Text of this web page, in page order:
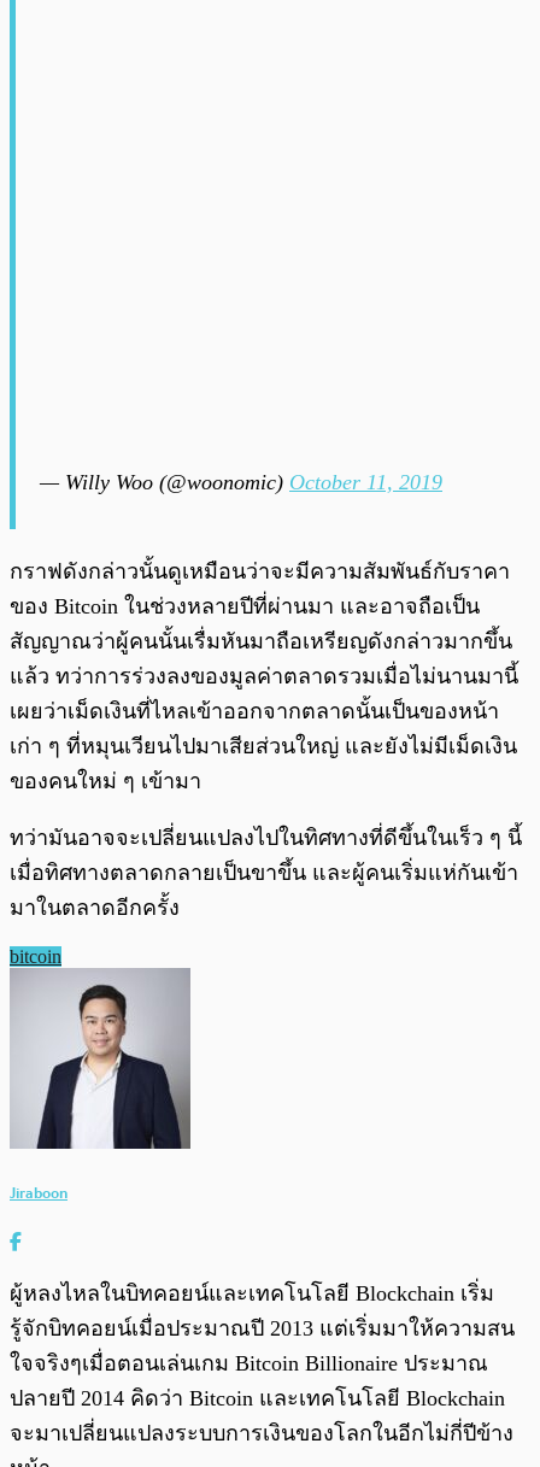
— Willy Woo (@woonomic) October 11, 2019
กราฟดังกล่าวนั้นดูเหมือนว่าจะมีความสัมพันธ์กับราคา
ของ Bitcoin ในช่วงหลายปีที่ผ่านมา และอาจถือเป็น
สัญญาณว่าผู้คนนั้นเรื่มหันมาถือเหรียญดังกล่าวมากขึ้น
แล้ว ทว่าการร่วงลงของมูลค่าตลาดรวมเมื่อไม่นานมานี้
เผยว่าเม็ดเงินที่ไหลเข้าออกจากตลาดนั้นเป็นของหน้า
เก่า ๆ ที่หมุนเวียนไปมาเสียส่วนใหญ่ และยังไม่มีเม็ดเงิน
ของคนใหม่ ๆ เข้ามา
ทว่ามันอาจจะเปลี่ยนแปลงไปในทิศทางที่ดีขึ้นในเร็ว ๆ นี้
เมื่อทิศทางตลาดกลายเป็นขาขึ้น และผู้คนเริ่มแห่กันเข้า
มาในตลาดอีกครั้ง
bitcoin
Jiraboon
ผู้หลงไหลในบิทคอยน์และเทคโนโลยี Blockchain เริ่ม
รู้จักบิทคอยน์เมื่อประมาณปี 2013 แต่เริ่มมาให้ความสน
ใจจริงๆเมื่อตอนเล่นเกม Bitcoin Billionaire ประมาณ
ปลายปี 2014 คิดว่า Bitcoin และเทคโนโลยี Blockchain
จะมาเปลี่ยนแปลงระบบการเงินของโลกในอีกไม่กี่ปีข้าง